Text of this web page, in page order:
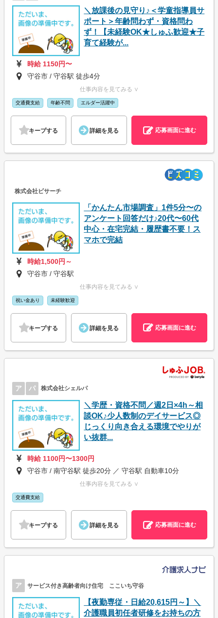
＼放課後の見守り♪＜学童指導員サ
ポート＞年齢問わず・資格問わ
ず！【未経験OK★しゅふ歓迎★子
育て経験が...
時給 1150円〜
守谷市 / 守谷駅 徒歩4分
仕事内容を見てみる ∨
交通費支給 年齢不問 エルダー活躍中
キープする 詳細を見る 応募画面に進む
株式会社ビサーチ
「かんたん市場調査」1件5分〜の
アンケート回答だけ♪20代〜60代
中心・在宅完結・履歴書不要！ス
マホで完結
時給1,500円～
守谷市 / 守谷駅
仕事内容を見てみる ∨
祝い金あり 未経験歓迎
キープする 詳細を見る 応募画面に進む
ア パ 株式会社シェルパ
＼学歴・資格不問／週2日×4h～相
談OK♪少人数制のデイサービス◎
じっくり向き合える環境でやりが
い抜群...
時給 1100円〜1300円
守谷市 / 南守谷駅 徒歩20分 ／ 守谷駅 自動車10分
仕事内容を見てみる ∨
交通費支給
キープする 詳細を見る 応募画面に進む
ア サービス付き高齢者向け住宅 ここいち守谷
【夜勤専従・日給20,615円～】＼
介護職員初任者研修をお持ちの方